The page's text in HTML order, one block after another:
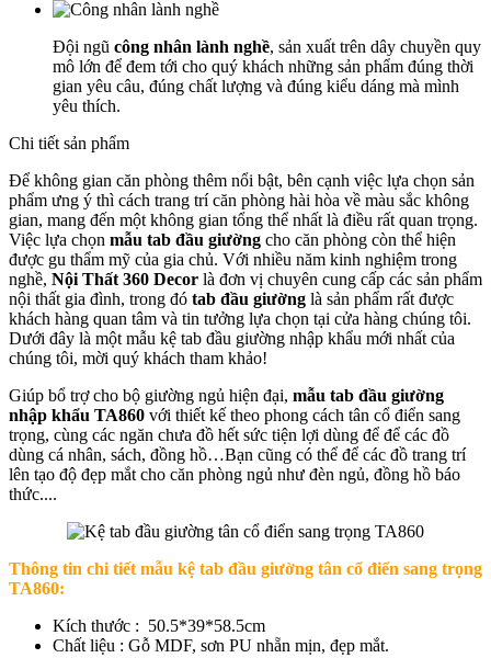
Đội ngũ công nhân lành nghề, sản xuất trên dây chuyền quy
mô lớn để đem tới cho quý khách những sản phẩm đúng thời
gian yêu câu, đúng chất lượng và đúng kiểu dáng mà mình
yêu thích.
Chi tiết sản phẩm
Để không gian căn phòng thêm nổi bật, bên cạnh việc lựa chọn sản
phẩm ưng ý thì cách trang trí căn phòng hài hòa về màu sắc không
gian, mang đến một không gian tổng thể nhất là điều rất quan trọng.
Việc lựa chọn mẫu tab đầu giường cho căn phòng còn thể hiện
được gu thẩm mỹ của gia chủ. Với nhiều năm kinh nghiệm trong
nghề, Nội Thất 360 Decor là đơn vị chuyên cung cấp các sản phẩm
nội thất gia đình, trong đó tab đầu giường là sản phẩm rất được
khách hàng quan tâm và tin tưởng lựa chọn tại cửa hàng chúng tôi.
Dưới đây là một mẫu kệ tab đầu giường nhập khẩu mới nhất của
chúng tôi, mời quý khách tham khảo!
Giúp bổ trợ cho bộ giường ngủ hiện đại, mẫu tab đầu giường
nhập khẩu TA860 với thiết kế theo phong cách tân cổ điển sang
trọng, cùng các ngăn chưa đồ hết sức tiện lợi dùng để để các đồ
dùng cá nhân, sách, đồng hồ…Bạn cũng có thể để các đồ trang trí
lên tạo độ đẹp mắt cho căn phòng ngủ như đèn ngủ, đồng hồ báo
thức....
Thông tin chi tiết mẫu kệ tab đầu giường tân cổ điển sang trọng
TA860:
Kích thước : 50.5*39*58.5cm
Chất liệu : Gỗ MDF, sơn PU nhẵn mịn, đẹp mắt.